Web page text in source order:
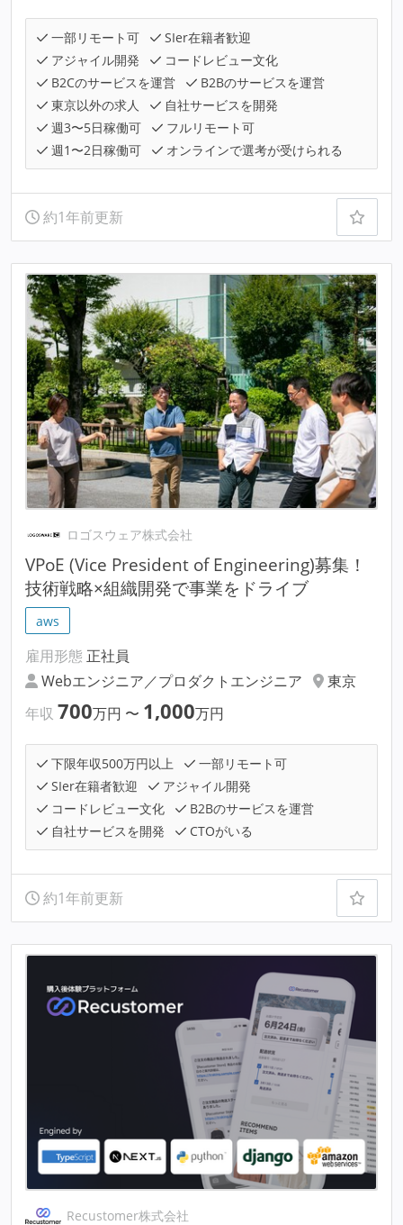
一部リモート可
SIer在籍者歓迎
アジャイル開発
コードレビュー文化
B2Cのサービスを運営
B2Bのサービスを運営
東京以外の求人
自社サービスを開発
週3〜5日稼働可
フルリモート可
週1〜2日稼働可
オンラインで選考が受けられる
約1年前更新
ロゴスウェア株式会社
VPoE (Vice President of Engineering)募集！
技術戦略×組織開発で事業をドライブ
aws
雇用形態 正社員
Webエンジニア／プロダクトエンジニア
東京
年収 700万円 〜 1,000万円
下限年収500万円以上
一部リモート可
SIer在籍者歓迎
アジャイル開発
コードレビュー文化
B2Bのサービスを運営
自社サービスを開発
CTOがいる
約1年前更新
Recustomer株式会社